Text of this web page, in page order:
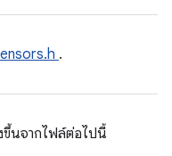
.
ขึ้นจากไฟล์ต่อไปนี้